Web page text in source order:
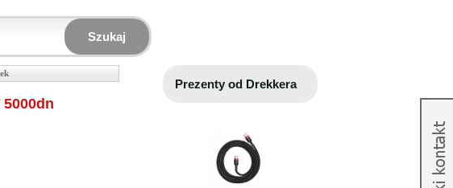
Szukaj
Prezenty od Drekkera